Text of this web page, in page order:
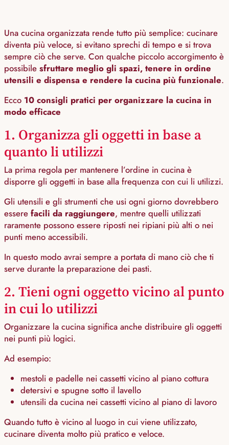
Una cucina organizzata rende tutto più semplice: cucinare
diventa più veloce, si evitano sprechi di tempo e si trova
sempre ciò che serve. Con qualche piccolo accorgimento è
possibile sfruttare meglio gli spazi, tenere in ordine
utensili e dispensa e rendere la cucina più funzionale.
Ecco 10 consigli pratici per organizzare la cucina in
modo efficace
1. Organizza gli oggetti in base a
quanto li utilizzi
La prima regola per mantenere l’ordine in cucina è
disporre gli oggetti in base alla frequenza con cui li utilizzi.
Gli utensili e gli strumenti che usi ogni giorno dovrebbero
essere facili da raggiungere, mentre quelli utilizzati
raramente possono essere riposti nei ripiani più alti o nei
punti meno accessibili.
In questo modo avrai sempre a portata di mano ciò che ti
serve durante la preparazione dei pasti.
2. Tieni ogni oggetto vicino al punto
in cui lo utilizzi
Organizzare la cucina significa anche distribuire gli oggetti
nei punti più logici.
Ad esempio:
mestoli e padelle nei cassetti vicino al piano cottura
detersivi e spugne sotto il lavello
utensili da cucina nei cassetti vicino al piano di lavoro
Quando tutto è vicino al luogo in cui viene utilizzato,
cucinare diventa molto più pratico e veloce.